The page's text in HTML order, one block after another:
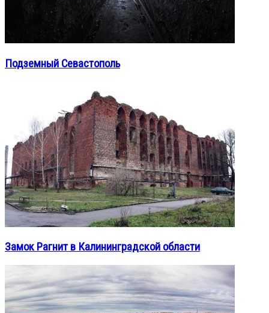
Подземный Севастополь
Замок Рагнит в Калининградской области